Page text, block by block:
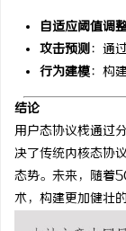
自适应阈值调
攻击预测：通
行为建模：构
结论
用户态协议栈通过
决了传统内核态协
态势。未来，随着
术，构建更加健壮的